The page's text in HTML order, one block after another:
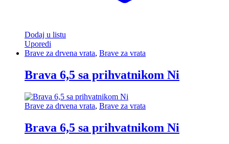
Dodaj u listu
Uporedi
Brave za drvena vrata, Brave za vrata
Brava 6,5 sa prihvatnikom Ni
Brave za drvena vrata, Brave za vrata
Brava 6,5 sa prihvatnikom Ni